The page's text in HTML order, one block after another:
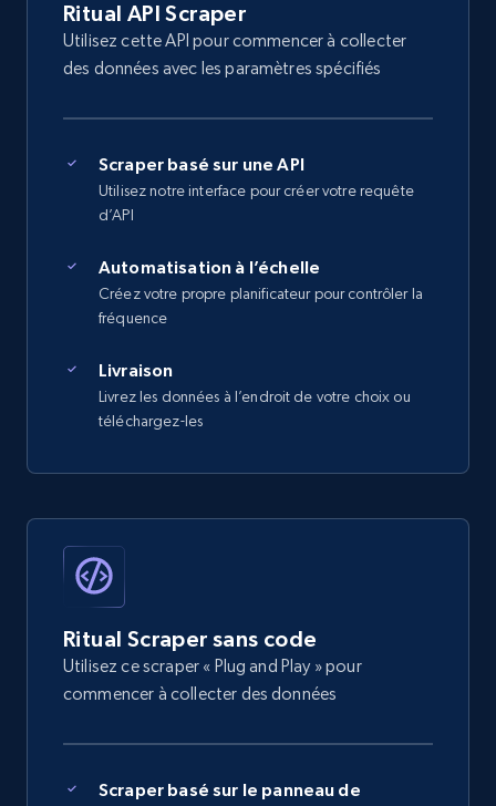
Ritual API Scraper
Utilisez cette API pour commencer à collecter
des données avec les paramètres spécifiés
Scraper basé sur une API
Utilisez notre interface pour créer votre requête
d’API
Automatisation à l’échelle
Créez votre propre planificateur pour contrôler la
fréquence
Livraison
Livrez les données à l’endroit de votre choix ou
téléchargez-les
Ritual Scraper sans code
Utilisez ce scraper « Plug and Play » pour
commencer à collecter des données
Scraper basé sur le panneau de